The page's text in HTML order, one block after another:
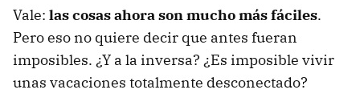
Vale: las cosas ahora son mucho más fáciles.
Pero eso no quiere decir que antes fueran
imposibles. ¿Y a la inversa? ¿Es imposible vivir
unas vacaciones totalmente desconectado?